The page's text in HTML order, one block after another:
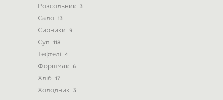
Розсольник 3
Сало 13
Сирники 9
Суп 118
Тефтелі 4
Форшмак 6
Хліб 17
Холодник 3